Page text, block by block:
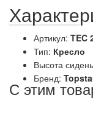
Артикул: TEC
Тип: Кресло
Высота
Бренд:
С этим